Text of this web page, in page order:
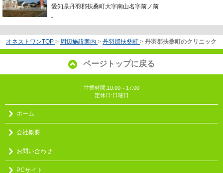
愛知県丹羽郡扶桑町大字南山名字前ノ前
-
オネストワンTOP > 周辺施設案内 > 丹羽郡扶桑町 > 丹羽郡扶桑町のクリニック
ページトップに戻る
営業時間:10:00～17:00
定休日:日曜日
ホーム
会社概要
お問い合わせ
PCサイト